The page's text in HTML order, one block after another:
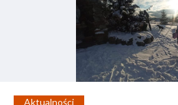
Aktualności